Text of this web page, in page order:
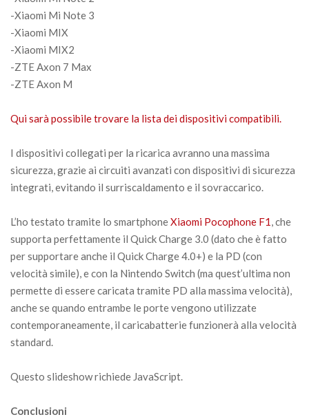
-Xiaomi Mi Note 3
-Xiaomi MIX
-Xiaomi MIX2
-ZTE Axon 7 Max
-ZTE Axon M
Qui sarà possibile trovare la lista dei dispositivi compatibili.
I dispositivi collegati per la ricarica avranno una massima
sicurezza, grazie ai circuiti avanzati con dispositivi di sicurezza
integrati, evitando il surriscaldamento e il sovraccarico.
L’ho testato tramite lo smartphoneXiaomi Pocophone F1, che
supporta perfettamente il Quick Charge 3.0 (dato che è fatto
per supportare anche il Quick Charge 4.0+) e la PD (con
velocità simile), e con la Nintendo Switch (ma quest’ultima non
permette di essere caricata tramite PD alla massima velocità),
anche se quando entrambe le porte vengono utilizzate
contemporaneamente, il caricabatterie funzionerà alla velocità
standard.
Questo slideshow richiede JavaScript.
Conclusioni